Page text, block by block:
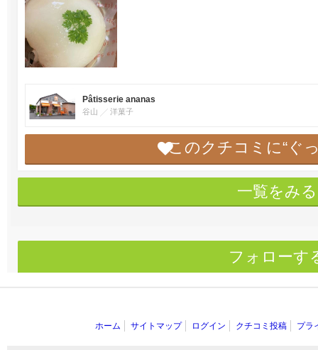
Pâtisserie ananas
谷山 洋菓子
このクチコミに“ぐ
一覧をみる
フォローす
ホーム サイトマップ ログイン クチコミ投稿 プラ